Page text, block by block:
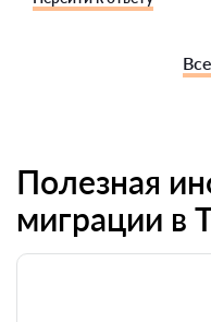
Полезная
миграции в